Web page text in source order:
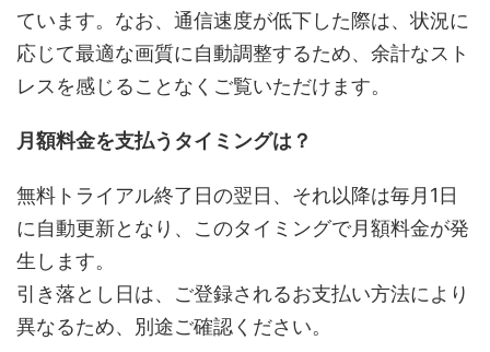
ています。なお、通信速度が低下した際は、状況に
応じて最適な画質に自動調整するため、余計なスト
レスを感じることなくご覧いただけます。
月額料金を支払うタイミングは？
無料トライアル終了日の翌日、それ以降は毎月1日
に自動更新となり、このタイミングで月額料金が発
生します。
引き落とし日は、ご登録されるお支払い方法により
異なるため、別途ご確認ください。